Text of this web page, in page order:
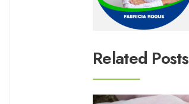
Related Posts